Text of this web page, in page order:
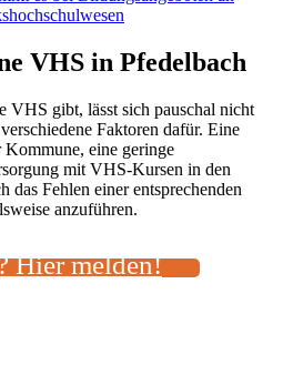
VHS in Pfedelbach
VHS gibt, lässt sich pauschal nicht
Faktoren dafür. Eine
eine geringe
mit VHS-Kursen in den
das Fehlen einer entsprechenden
anzuführen.
Hier melden!